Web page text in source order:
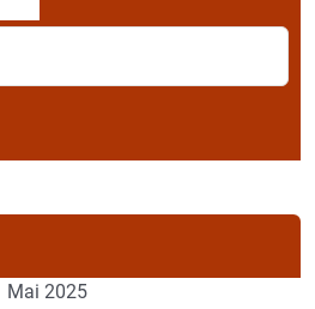
Mai 2025